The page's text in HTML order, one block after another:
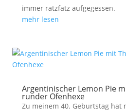
immer ratzfatz aufgegessen.
mehr lesen
Argentinischer Lemon Pie
runder Ofenhexe
Zu meinem 40. Geburtstag hat